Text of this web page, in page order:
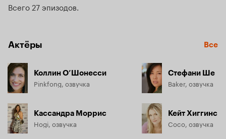
Всего 27 эпизодов
Актёры Все
Коллин О’Шонесси
Pinkfong, озвучка
Кассандра Моррис
Hogi, озвучка
Стефани Ше
Baker, озвучка
Кейт Хиггинс
Coco, озвучка